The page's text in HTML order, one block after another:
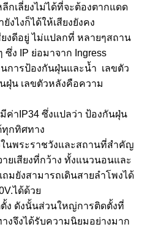
กเลี่ยงไม่ได้ที่จะต้องตากแดด
ไงก็ได้ให้เสียงยังคง
งดีอยู่ ไม่แปลกที่ หลายๆสถาน
ง IP ย่อมาจาก Ingress
นการป้องกันฝุ่นและน้ำ เลขตัว
น เลขตัวหลังคือความ
มีค่าIP34 ซึ่งแปลว่า ป้องกันฝุ่น
ทุกทิศทาง
ในพระราชวังและสถานที่สำคัญ
ยเสียงที่กว้าง ทั้งแนวนอนและ
มยังสามารถเดินสายลำโพงได้
ได้ด้วย
ง ดังนั้นส่วนใหญ่การติดตั้งที่
งจึงได้รับความนิยมอย่างมาก